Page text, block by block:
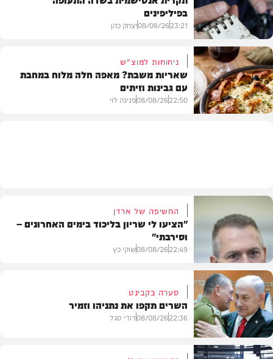
המשב"ק
חדשות
בפיליפינים
23:21
08/08/26יצחק כהן
ניחוחות למוצ"ש
שאריות משבת? מאפה חלה מלוח במחבת
עם גבינות וזיתים
22:50
08/08/26פנינה לוי
חדשות
החשיפה של ארדן
"הציעו לי שריון בליכוד בימים האחרונים –
וסירבתי"
22:49
08/08/26שוקי כץ
סערה בקבינט
השרים תקפו את נתניהו וזמיר
22:36
08/08/26דודי סגל